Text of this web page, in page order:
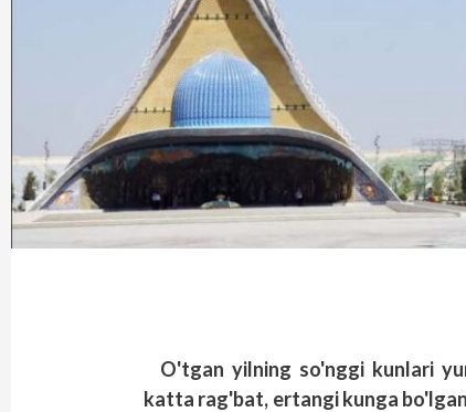
O'tgan yilning so'nggi kunlari
katta rag'bat, ertangi kunga